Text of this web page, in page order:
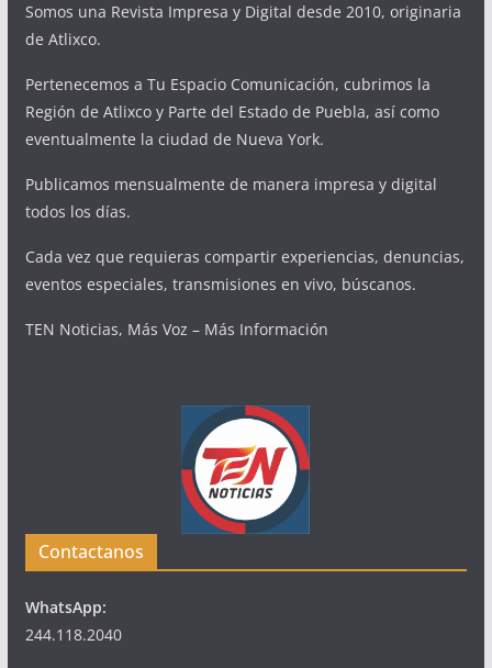
Somos una Revista Impresa y Digital desde 2010, originaria
de Atlixco.
Pertenecemos a Tu Espacio Comunicación, cubrimos la
Región de Atlixco y Parte del Estado de Puebla, así como
eventualmente la ciudad de Nueva York.
Publicamos mensualmente de manera impresa y digital
todos los días.
Cada vez que requieras compartir experiencias, denuncias,
eventos especiales, transmisiones en vivo, búscanos.
TEN Noticias, Más Voz – Más Información
Contactanos
WhatsApp:
244.118.2040